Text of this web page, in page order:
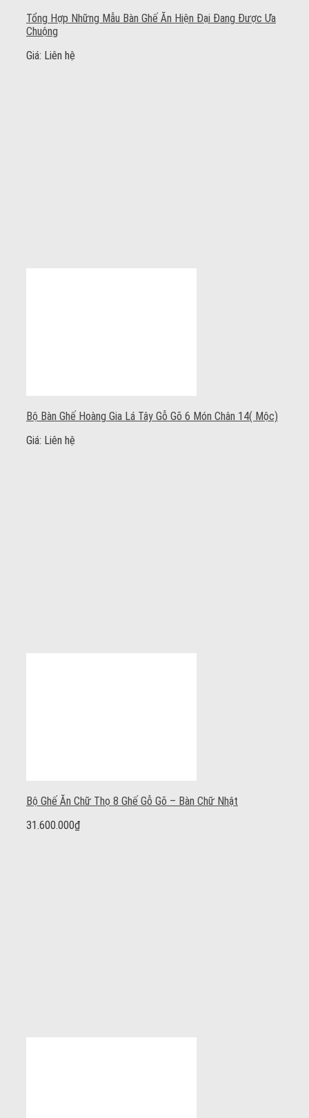
Tổng Hợp Những Mẫu Bàn Ghế Ăn Hiện Đại Đang Được Ưa
Chuộng
Giá: Liên hệ
Bộ Bàn Ghế Hoàng Gia Lá Tây Gỗ Gõ 6 Món Chân 14( Mộc)
Giá: Liên hệ
Bộ Ghế Ăn Chữ Thọ 8 Ghế Gỗ Gõ – Bàn Chữ Nhật
31.600.000₫